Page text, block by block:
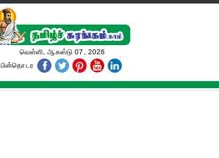
வெள்ளி, ஆகஸ்டு 07, 2026
பின்தொடர